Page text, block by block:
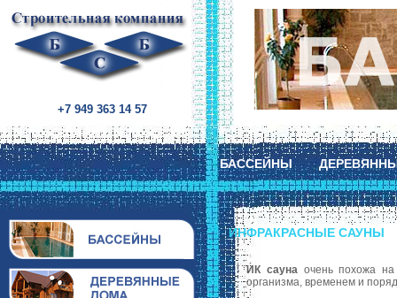
+7 949 363 14 57
БАССЕЙНЫ
ИНФРАКРАСНЫЕ САУНЫ
ИК саунаочень похожа на
организма, временем и